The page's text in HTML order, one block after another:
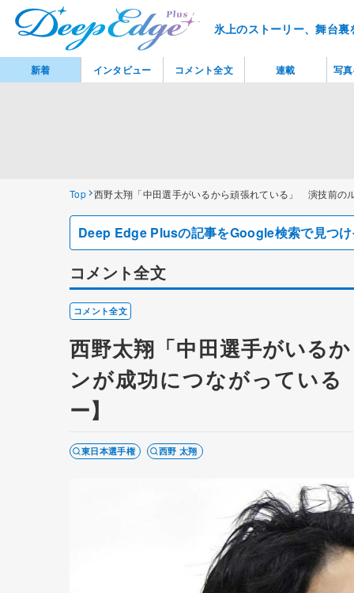
氷上のストーリー、舞台
Top 西野太翔「中田選手がいるから頑張れている」 演技前
Deep Edge Plusの記事をGoogle検索で見つ
コメント全文
コメント全文
西野太翔「中田選手がいる
ンが成功につながってい
ー】
東日本選手権 西野 太翔
新着 インタビュー コメント全文 連載 写